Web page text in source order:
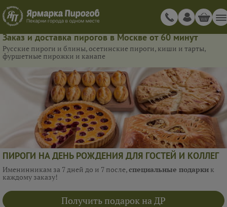
Заказ и доставка пирогов в Москве от 60 минут
Русские пироги и блины, осетинские пироги, киши и тарты,
фуршетные пирожки и канапе
ПИРОГИ НА ДЕНЬ РОЖДЕНИЯ ДЛЯ ГОСТЕЙ И КОЛЛЕГ
Именинникам за 7 дней до и 7 после,специальные подарки к
каждому заказу!
Получить подарок на ДР